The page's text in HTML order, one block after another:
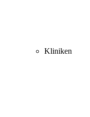
Kliniken